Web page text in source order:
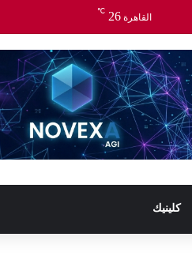
القاهرة 26
℃
كلينيك